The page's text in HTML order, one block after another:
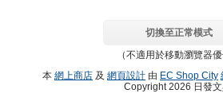
切換至正常模式
（不適用於移動瀏覽器優
本 網上商店 及 網頁設計 由 EC Shop City
Copyright 2026 日發文